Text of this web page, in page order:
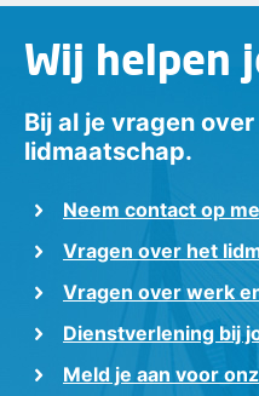
Wij helpen
Bij al je vragen
lidmaatschap.
Neem contact op
Vragen over het
Vragen over werk
Dienstverlening bij
Meld je aan voor